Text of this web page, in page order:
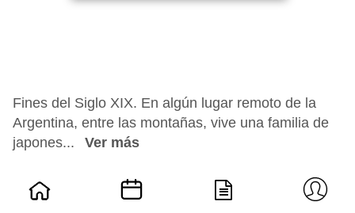
Fines del Siglo XIX. En algún lugar remoto de la
Argentina, entre las montañas, vive una familia de
japones...
Ver más